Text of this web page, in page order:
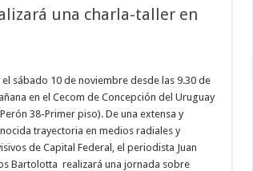
una charla-taller en
el sábado 10 de noviembre desde las 9.30 de
en el Cecom de Concepción del Uruguay
Perón 38-Primer piso). De una extensa y
trayectoria en medios radiales y
de Capital Federal, el periodista Juan
Bartolotta realizará una jornada sobre